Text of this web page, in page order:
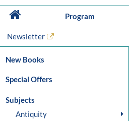
Program
Newsletter
New Books
Special Offers
Subjects
Antiquity